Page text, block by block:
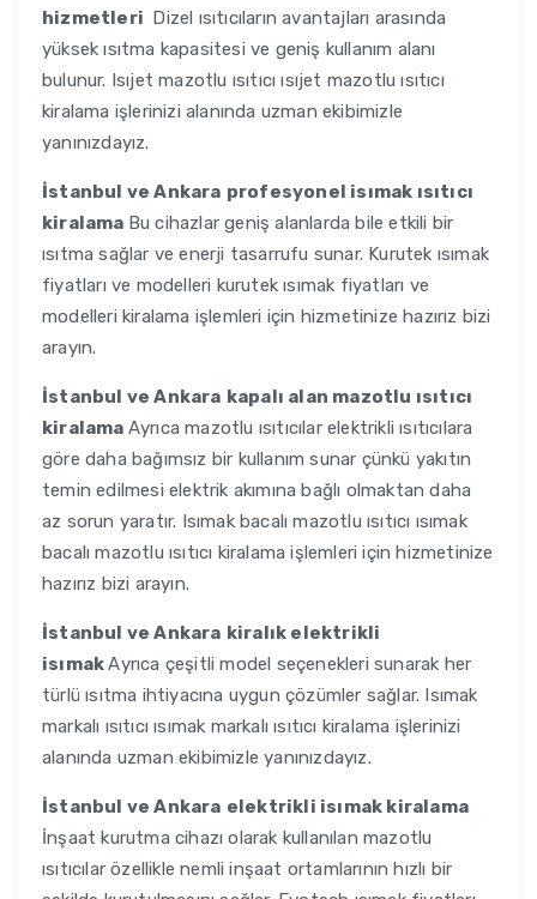
hizmetleri Dizel ısıtıcıların avantajları arasında
yüksek ısıtma kapasitesi ve geniş kullanım alanı
bulunur. Isıjet mazotlu ısıtıcı ısıjet mazotlu ısıtıcı
kiralama işlerinizi alanında uzman ekibimizle
yanınızdayız.
İstanbul ve Ankara profesyonel isımak ısıtıcı
kiralama Bu cihazlar geniş alanlarda bile etkili bir
ısıtma sağlar ve enerji tasarrufu sunar. Kurutek ısımak
fiyatları ve modelleri kurutek ısımak fiyatları ve
modelleri kiralama işlemleri için hizmetinize hazırız bizi
arayın.
İstanbul ve Ankara kapalı alan mazotlu ısıtıcı
kiralama Ayrıca mazotlu ısıtıcılar elektrikli ısıtıcılara
göre daha bağımsız bir kullanım sunar çünkü yakıtın
temin edilmesi elektrik akımına bağlı olmaktan daha
az sorun yaratır. Isımak bacalı mazotlu ısıtıcı ısımak
bacalı mazotlu ısıtıcı kiralama işlemleri için hizmetinize
hazırız bizi arayın.
İstanbul ve Ankara kiralık elektrikli
isımakAyrıca çeşitli model seçenekleri sunarak her
türlü ısıtma ihtiyacına uygun çözümler sağlar. Isımak
markalı ısıtıcı ısımak markalı ısıtıcı kiralama işlerinizi
alanında uzman ekibimizle yanınızdayız.
İstanbul ve Ankara elektrikli isımak kiralama
İnşaat kurutma cihazı olarak kullanılan mazotlu
ısıtıcılar özellikle nemli inşaat ortamlarının hızlı bir